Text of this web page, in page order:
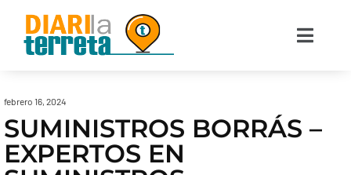
febrero 16, 2024
SUMINISTROS BORRÁS –
EXPERTOS EN